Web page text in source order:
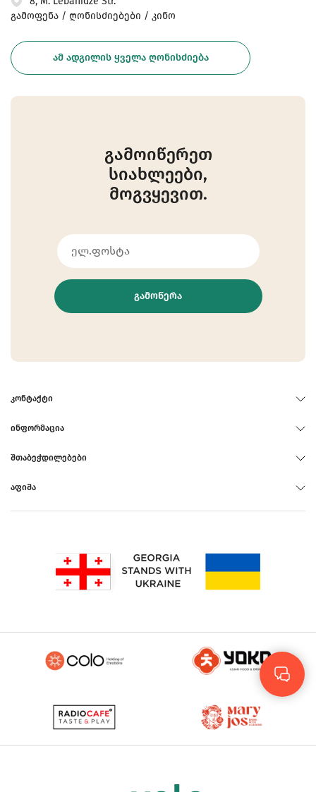
გამოფენა / ღონისძიებები / კინო
ᲐᲛ ᲐᲓᲒᲘᲚᲘᲡ ᲧᲕᲔᲚᲐ ᲦᲝᲜᲘᲡᲫᲘᲔᲑᲐ
გამოიწერეთ
სიახლეები,
მოგვყევით.
ᲒᲐᲛᲝᲬᲔᲠᲐ
ᲙᲝᲜᲢᲐᲥᲢᲘ
ᲘᲜᲤᲝᲠᲛᲐᲪᲘᲐ
ᲨᲗᲐᲑᲔᲭᲓᲘᲚᲔᲑᲔᲑᲘ
ᲐᲤᲘᲨᲐ
Rus